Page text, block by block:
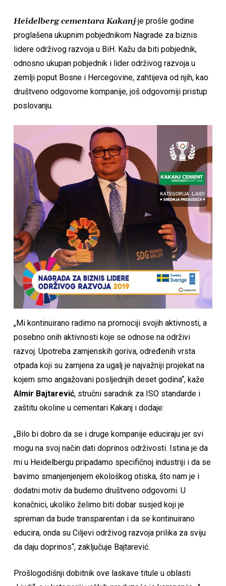
Heidelberg cementara Kakanjje prošle godine
proglašena ukupnim pobjednikom Nagrade za biznis
lidere održivog razvoja u BiH. Kažu da biti pobjednik,
odnosno ukupan pobjednik i lider održivog razvoja u
zemlji poput Bosne i Hercegovine, zahtijeva od njih, kao
društveno odgovorne kompanije, još odgovorniji pristup
poslovanju.
„Mi kontinuirano radimo na promociji svojih aktivnosti, a
posebno onih aktivnosti koje se odnose na održivi
razvoj. Upotreba zamjenskih goriva, određenih vrsta
otpada koji su zamjena za ugalj je najvažniji projekat na
kojem smo angažovani posljednjih deset godina“, kaže
Almir Bajtarević, stručni saradnik za ISO standarde i
zaštitu okoline u cementari Kakanj i dodaje:
„Bilo bi dobro da se i druge kompanije educiraju jer svi
mogu na svoj način dati doprinos održivosti. Istina je da
mi u Heidelbergu pripadamo specifičnoj industriji i da se
bavimo smanjenjenjem ekološkog otiska, što nam je i
dodatni motiv da budemo društveno odgovorni. U
konačnici, ukoliko želimo biti dobar susjed koji je
spreman da bude transparentan i da se kontinuirano
educira, onda su Ciljevi održivog razvoja prilika za sviju
da daju doprinos“, zaključuje Bajtarević.
Prošlogodišnji dobitnik ove laskave titule u oblasti